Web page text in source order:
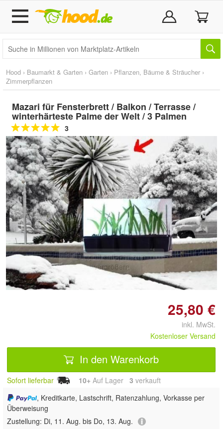
Hood › Baumarkt & Garten › Garten › Pflanzen, Bäume & Sträucher ›
Zimmerpflanzen
Mazari für Fensterbrett / Balkon / Terrasse /
winterhärteste Palme der Welt / 3 Palmen
3
Doppelt antippen zum
vergrößern
25,80 €
inkl. MwSt.
Kostenloser Versand
In den Warenkorb
Sofort lieferbar 10+ Auf Lager 3 verkauft
, Kreditkarte, Lastschrift, Ratenzahlung, Vorkasse per
Überweisung
Zustellung: Di, 11. Aug. bis Do, 13. Aug.